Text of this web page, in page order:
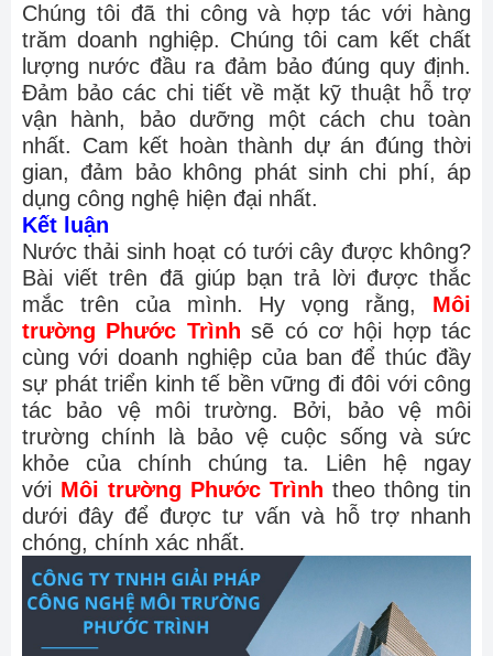
Chúng tôi đã thi công và hợp tác với hàng
trăm doanh nghiệp. Chúng tôi cam kết chất
lượng nước đầu ra đảm bảo đúng quy định.
Đảm bảo các chi tiết về mặt kỹ thuật hỗ trợ
vận hành, bảo dưỡng một cách chu toàn
nhất. Cam kết hoàn thành dự án đúng thời
gian, đảm bảo không phát sinh chi phí, áp
dụng công nghệ hiện đại nhất.
Kết luận
Nước thải sinh hoạt có tưới cây được không?
Bài viết trên đã giúp bạn trả lời được thắc
mắc trên của mình. Hy vọng rằng, Môi
trường Phước Trình sẽ có cơ hội hợp tác
cùng với doanh nghiệp của ban để thúc đầy
sự phát triển kinh tế bền vững đi đôi với công
tác bảo vệ môi trường. Bởi, bảo vệ môi
trường chính là bảo vệ cuộc sống và sức
khỏe của chính chúng ta. Liên hệ ngay
với Môi trường Phước Trình theo thông tin
dưới đây để được tư vấn và hỗ trợ nhanh
chóng, chính xác nhất.